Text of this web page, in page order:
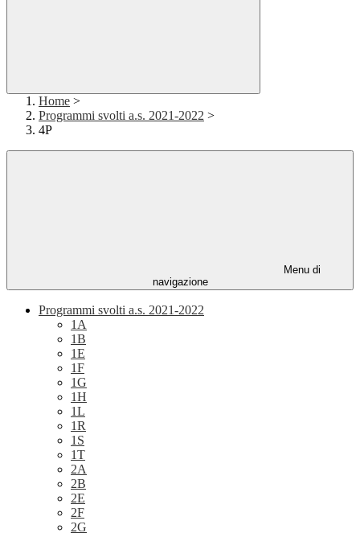
Home >
Programmi svolti a.s. 2021-2022 >
4P
Menu di
navigazione
Programmi svolti a.s. 2021-2022
1A
1B
1E
1F
1G
1H
1L
1R
1S
1T
2A
2B
2E
2F
2G